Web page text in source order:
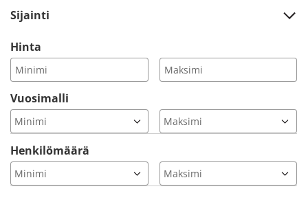
Sijainti
Henkilömäärä
Vuosimalli
Hinta